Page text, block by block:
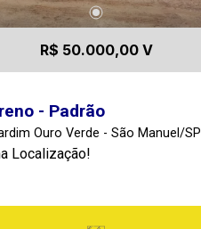
R$ 50.000,00 V
- Padrão
Ouro Verde - São Manuel/SP
Localização!